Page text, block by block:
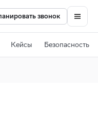
звонок
Кейсы Безопасность